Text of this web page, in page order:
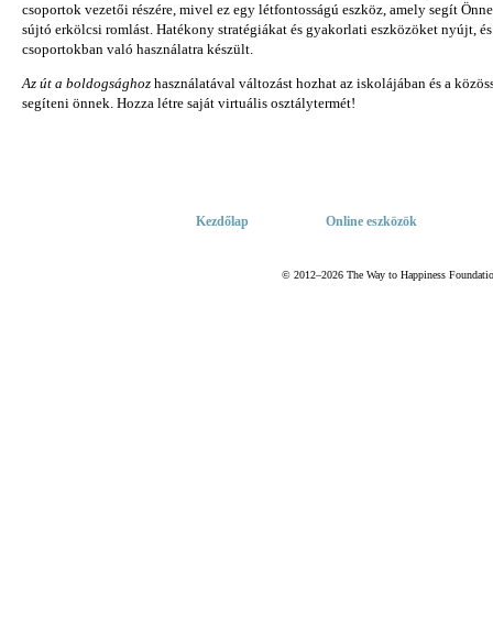
csoportok vezetői részére, mivel ez egy létfontosságú eszköz, amely segít
sújtó erkölcsi romlást. Hatékony stratégiákat és gyakorlati eszközöket nyújt,
csoportokban való használatra készült.
Az út a boldogsághoz használatával változást hozhat az iskolájában és a
segíteni önnek. Hozza létre saját virtuális osztálytermét!
Kezdőlap Online eszközök
© 2012–2026 The Way to Happiness